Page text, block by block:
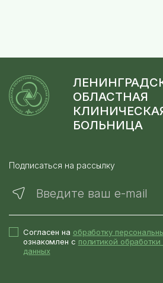
ОБЛАСТНАЯ
БОЛЬНИЦА
Подписаться на рассылку
Введите ваш e-mail
Согласен на обработку
ознакомлен с политикой
данных